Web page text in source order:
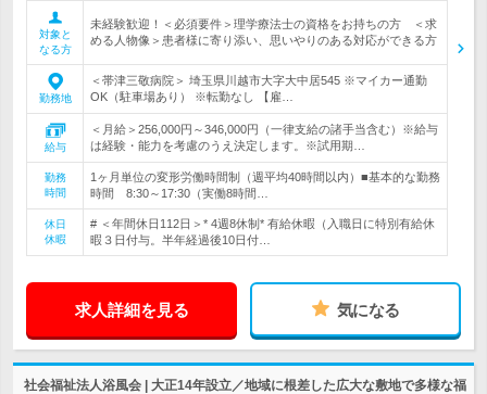
対象と
なる方
未経験歓迎！＜必須要件＞理学療法士の資格をお持ちの方 ＜求
める人物像＞患者様に寄り添い、思いやりのある対応ができる方
勤務地
＜帯津三敬病院＞ 埼玉県川越市大字大中居545 ※マイカー通勤
OK（駐車場あり） ※転勤なし 【雇…
給与
＜月給＞256,000円～346,000円（一律支給の諸手当含む）※給与
は経験・能力を考慮のうえ決定します。※試用期…
勤務
時間
1ヶ月単位の変形労働時間制（週平均40時間以内）■基本的な勤務
時間 8:30～17:30（実働8時間…
休日
休暇
# ＜年間休日112日＞* 4週8休制* 有給休暇（入職日に特別有給休
暇３日付与。半年経過後10日付…
求人詳細を見る 気になる
社会福祉法人浴風会 | 大正14年設立／地域に根差した広大な敷地で多様な福